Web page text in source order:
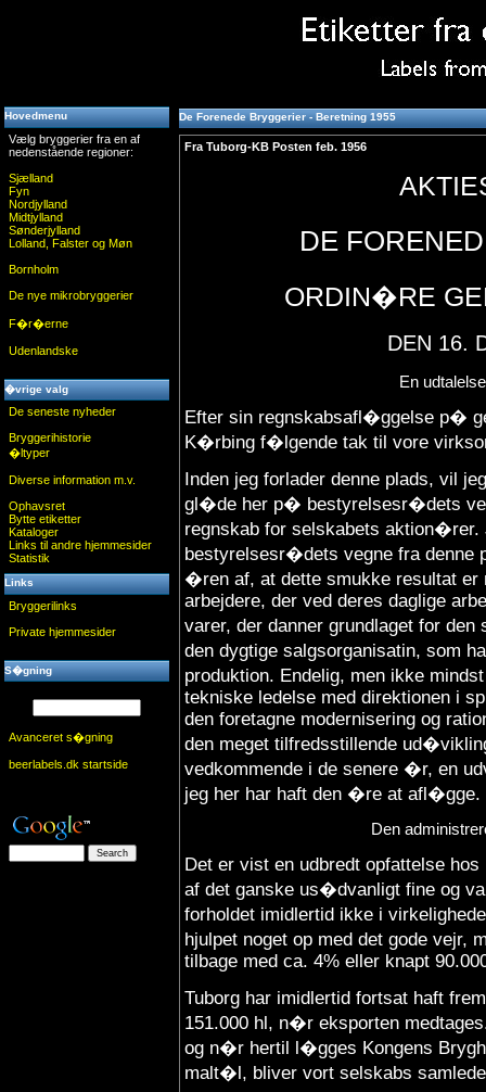
Hovedmenu
Vælg bryggerier fra en af
nedenstående regioner:
Sjælland
Fyn
Nordjylland
Midtjylland
Sønderjylland
Lolland, Falster og Møn
Bornholm
De nye mikrobryggerier
F�r�erne
Udenlandske
�vrige valg
De seneste nyheder
Bryggerihistorie
�ltyper
Diverse information m.v.
Ophavsret
Bytte etiketter
Kataloger
Links til andre hjemmesider
Statistik
Links
Bryggerilinks
Private hjemmesider
S�gning
Avanceret s�gning
beerlabels.dk startside
De Forenede Bryggerier - Beretning 1955
Fra Tuborg-KB Posten feb. 1956
DE
ORDIN�RE
DEN 16.
En
Efter sin regnskabsafl�ggelse p�
K�rbing f�lgende tak til vore
Inden jeg forlader denne plads, vil
gl�de her p� bestyrelsesr�dets
regnskab for selskabets
bestyrelsesr�dets vegne fra denne
�ren af, at dette smukke resultat
arbejdere, der ved deres daglige
varer, der danner grundlaget for
den dygtige salgsorganisatin, som
produktion. Endelig, men ikke
tekniske ledelse med direktionen i
den foretagne modernisering og
den meget tilfredsstillende
vedkommende i de senere �r, en
jeg her har haft den �re at afl�gge.
Den
Det er vist en udbredt opfattelse
af det ganske us�dvanligt fine og
forholdet imidlertid ikke i
hjulpet noget op med det gode
tilbage med ca. 4% eller knapt
Tuborg har imidlertid fortsat haft
151.000 hl, n�r eksporten
og n�r hertil l�gges Kongens
malt�l, bliver vort selskabs